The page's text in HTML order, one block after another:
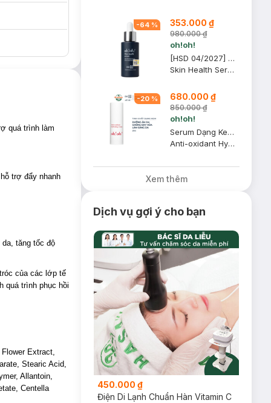
quá trình làm
trợ đẩy nhanh
tăng tốc độ
của các lớp tế
quá trình phục hồi
Extract,
Stearic Acid,
Allantoin,
Centella
-64 % 353.000 ₫
980.000 ₫
oh!oh!
[HSD 04/2027] Serum oh!oh! Dưỡng Sáng Da, Giảm Thâm Nám 30ml
Skin Health Serum (with 20% Niacinamide & 2% Acetyl Glucosamine)
-20 % 680.000 ₫
850.000 ₫
oh!oh!
Serum Dạng Kem oh!oh! Dưỡng Ẩm, Chống Oxy Hóa & Sáng Da 25g
Anti-oxidant Hydrating Cream
Xem thêm
Dịch vụ gợi ý cho bạn
450.000 ₫
Điện Di Lạnh Chuẩn Hàn Vitamin C